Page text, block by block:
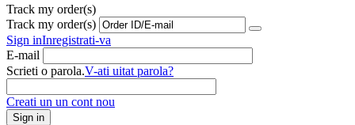
Track my order(s)
Track my order(s)
Sign inInregistrati-va
E-mail
Scrieti o parola.V-ati uitat parola?
Creati un un cont nou
Sign in